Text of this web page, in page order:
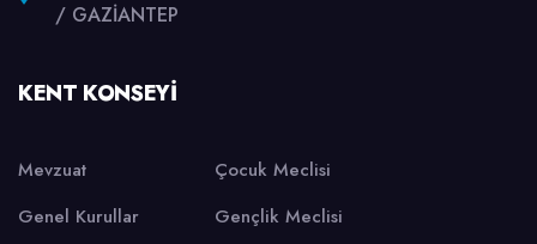
/ GAZİANTEP
KENT KONSEYI
Mevzuat
Genel Kurullar
Çocuk Meclisi
Gençlik Meclisi